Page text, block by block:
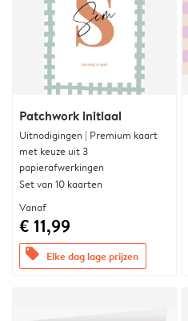
Patchwork initiaal
Uitnodigingen | Premium kaart
met keuze uit 3
papierafwerkingen
Set van 10 kaarten
Vanaf
€ 11,99
offers Elke dag lage prijzen